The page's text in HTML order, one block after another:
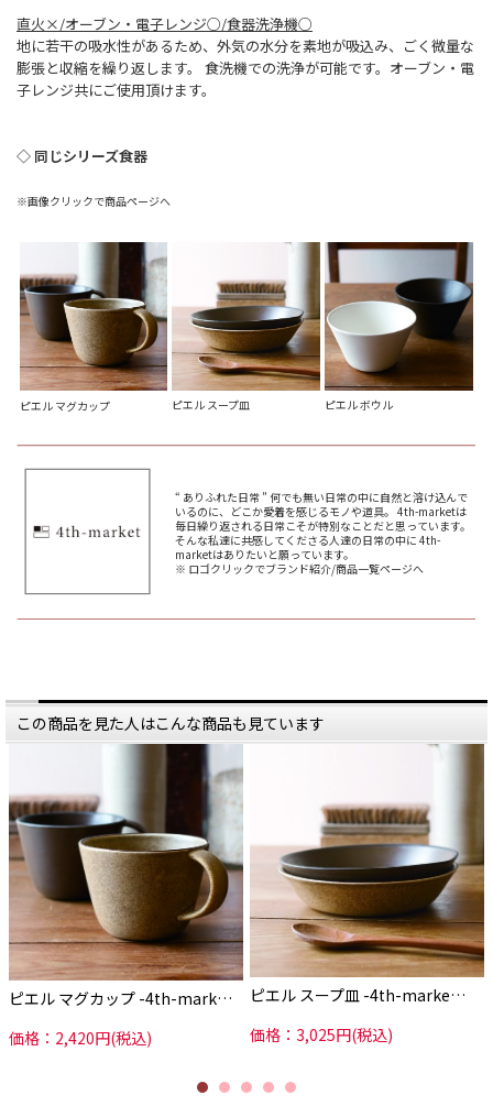
直火×/オーブン・電子レンジ○/食器洗浄機○
地に若干の吸水性があるため、外気の水分を素地が吸込み、ごく微量な
膨張と収縮を繰り返します。 食洗機での洗浄が可能です。オーブン・電
子レンジ共にご使用頂けます。
◇ 同じシリーズ食器
※画像クリックで商品ページへ
ピエル マグカップ ピエル スープ皿 ピエル ボウル
“ ありふれた日常 ” 何でも無い日常の中に自然と溶け込んで
いるのに、どこか愛着を感じるモノや道具。 4th-marketは
毎日繰り返される日常こそが特別なことだと思っています。
そんな私達に共感してくださる人達の日常の中に 4th-
marketはありたいと願っています。
※ ロゴクリックでブランド紹介/商品一覧ページへ
この商品を見た人はこんな商品も見ています
ピエル マグカップ -4th-mark…
価格：2,420円(税込)
ピエル スープ皿 -4th-marke…
価格：3,025円(税込)